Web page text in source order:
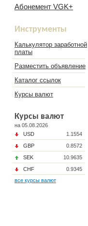
Абонемент VGK+
Инструменты
Калькулятор заработной
платы
Разместить объявление
Каталог ссылок
Курсы валют
Курсы валют
на 05.08.2026
USD
1.1554
GBP
0.8572
SEK
10.9635
CHF
0.9345
все курсы валют